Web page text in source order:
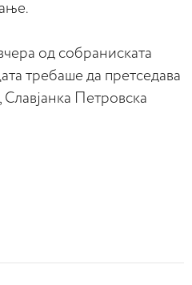
од собраниската
требаше да претседава
Петровска